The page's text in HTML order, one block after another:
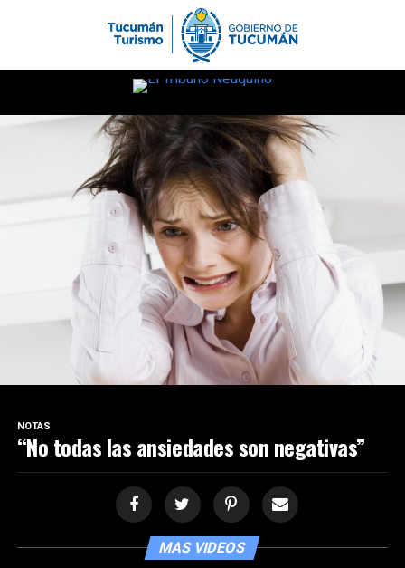
NOTAS
“No todas las ansiedades son negativas”
MAS VIDEOS